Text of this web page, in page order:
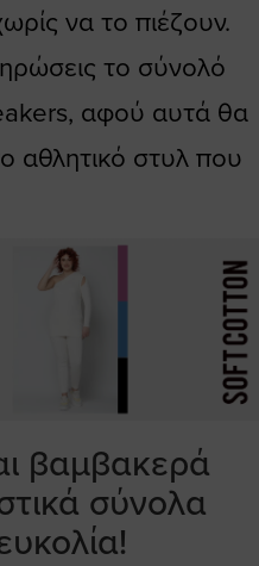
να το πιέζουν.
το σύνολό
αφού αυτά θα
αθλητικό στυλ που
βαμβακερά
σύνολα